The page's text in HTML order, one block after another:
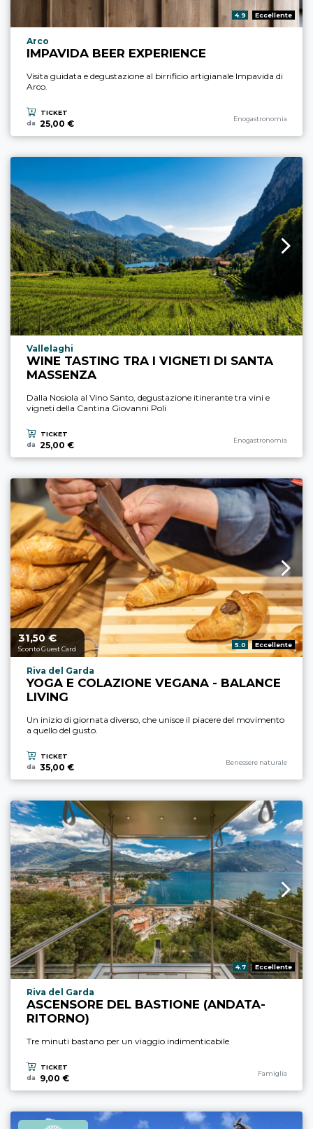
Valutazione:
4.9 Eccellente
Località esperienza
Arco
IMPAVIDA BEER EXPERIENCE
Visita guidata e degustazione al birrificio artigianale Impavida di
Arco.
TICKET
da
25,00 €
Categoria esperienza
Enogastronomia
Località esperienza
Vallelaghi
WINE TASTING TRA I VIGNETI DI SANTA
MASSENZA
Dalla Nosiola al Vino Santo, degustazione itinerante tra vini e
vigneti della Cantina Giovanni Poli
TICKET
da
25,00 €
Categoria esperienza
Enogastronomia
Prezzo a partire da
31,50€
Sconto Guest Card
Valutazione:
5.0 Eccellente
Località esperienza
Riva del Garda
YOGA E COLAZIONE VEGANA - BALANCE
LIVING
Un inizio di giornata diverso, che unisce il piacere del movimento
a quello del gusto.
TICKET
da
35,00 €
Categoria esperienza
Benessere naturale
Valutazione:
4.7 Eccellente
Località esperienza
Riva del Garda
ASCENSORE DEL BASTIONE (ANDATA-
RITORNO)
Tre minuti bastano per un viaggio indimenticabile
TICKET
da
9,00 €
Categoria
Famiglia